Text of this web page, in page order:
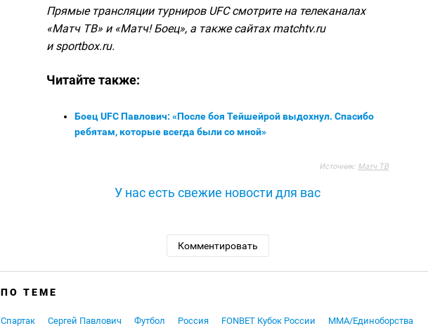
Прямые трансляции турниров UFC смотрите на телеканалах
«Матч ТВ» и «Матч! Боец», а также сайтах matchtv.ru
и sportbox.ru.
Читайте также:
Боец UFC Павлович: «После боя Тейшейрой выдохнул. Спасибо
ребятам, которые всегда были со мной»
Источник: Матч ТВ
У нас есть свежие новости для вас
Комментировать
ПО ТЕМЕ
Спартак Сергей Павлович Футбол Россия FONBET Кубок России
MMA/Единоборства